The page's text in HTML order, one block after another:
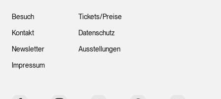
Besuch
Kontakt
Newsletter
Impressum
Tickets/Preise
Datenschutz
Ausstellungen